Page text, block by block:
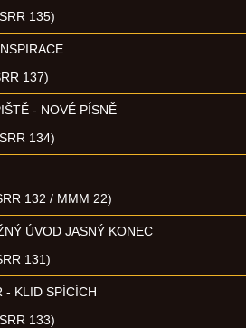
135)
137)
- NOVÉ PÍSNĚ
134)
132 / MMM 22)
ÚVOD JASNÝ KONEC
131)
- KLID SPÍCÍCH
133)